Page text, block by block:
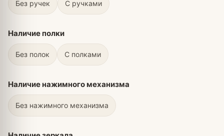
Без ручек С ручками
Наличие полки
Без полок С полками
Наличие нажимного механизма
Без нажимного механизма